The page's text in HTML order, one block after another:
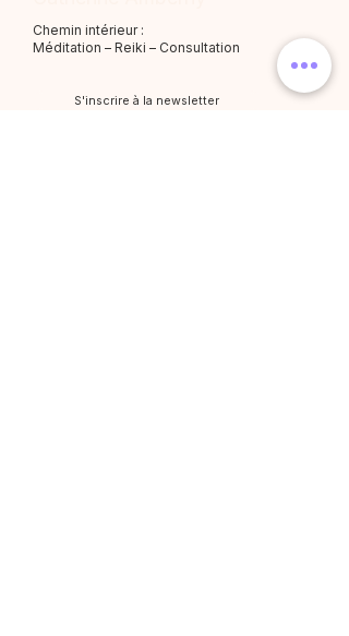
Chemin intérieur :
Méditation – Reiki – Consultation
S'inscrire à la newsletter